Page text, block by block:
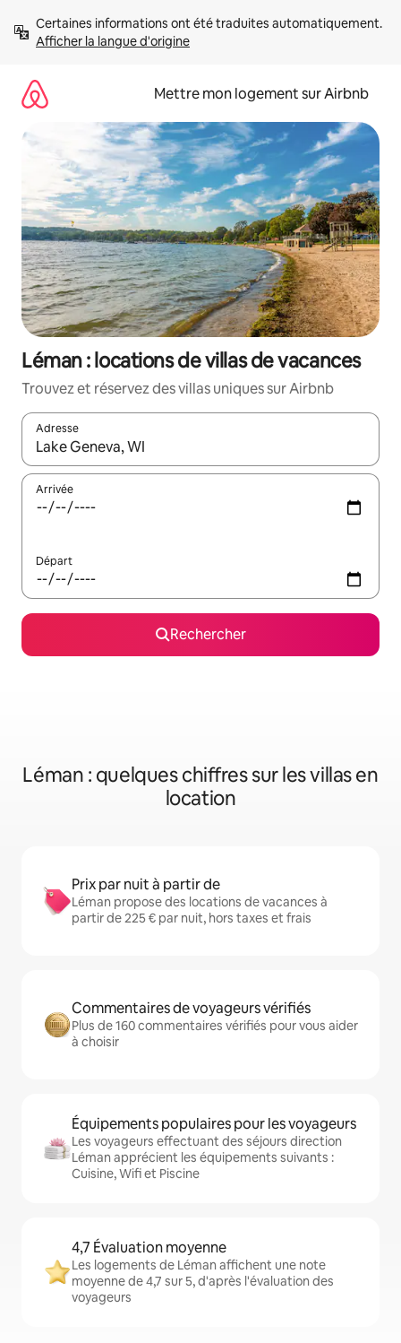
directement
Afficher la langue d'origine
Mettre mon logement sur Airbnb
Léman : locations de villas de vacances
Trouvez et réservez des villas uniques sur Airbnb
Adresse
Lorsque les résultats s'affichent, utilisez les flèches vers le
Arrivée
Départ
Rechercher
Léman : quelques chiffres sur les villas en
location
Prix par nuit à partir de
Léman propose des locations de vacances à
partir de 225 € par nuit, hors taxes et frais
Commentaires de voyageurs vérifiés
Plus de 160 commentaires vérifiés pour vous aider
à choisir
Équipements populaires pour les voyageurs
Les voyageurs effectuant des séjours direction
Léman apprécient les équipements suivants :
Cuisine, Wifi et Piscine
4,7 Évaluation moyenne
Les logements de Léman affichent une note
moyenne de 4,7 sur 5, d'après l'évaluation des
voyageurs